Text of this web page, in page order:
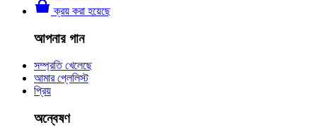
ক্রয় করা হয়েছে
আপনার গান
সম্প্রতি খেলেছে
আমার প্লেলিস্ট
প্রিয়
অন্বেষণ